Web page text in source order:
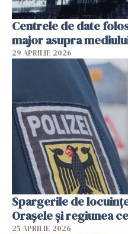
Centrele de date
major asupra
29 APRILIE 2026
Spargerile de
Orașele și regiunea
25 APRILIE 2026